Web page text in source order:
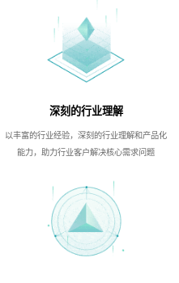
深刻的行业理解
以丰富的行业经验，深刻的行业理解和产品化
能力，助力行业客户解决核心需求问题